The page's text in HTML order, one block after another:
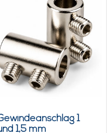
1
1,5 mm